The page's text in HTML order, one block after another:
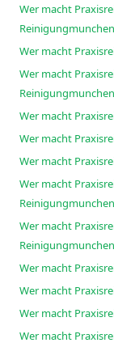
Wer macht
Reinigungmunchen
Wer macht
Wer macht
Reinigungmunchen
Wer macht
Wer macht
Wer macht
Wer macht
Reinigungmunchen
Wer macht
Reinigungmunchen
Wer macht
Wer macht
Wer macht
Wer macht